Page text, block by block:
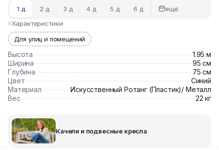
1 д
2 д 3 д 4 д 5 д 6 д
ещё
Характеристики
Для улиц и помещений
Высота
1.95 м
Ширина
95 см
Глубина
75 см
Цвет
Синий
Материал
Искусственный Ротанг (Пластик)/ Металл
Вес
22 кг
Качели и подвесные кресла